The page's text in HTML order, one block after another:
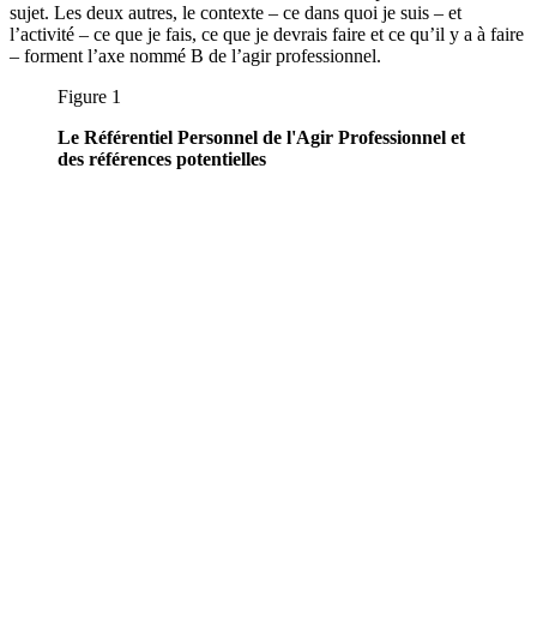
sujet. Les deux autres, le contexte – ce dans quoi je suis – et
l’activité – ce que je fais, ce que je devrais faire et ce qu’il y a à faire
– forment l’axe nommé B de l’agir professionnel.
Figure 1
Le Référentiel Personnel de l'Agir Professionnel et
des références potentielles